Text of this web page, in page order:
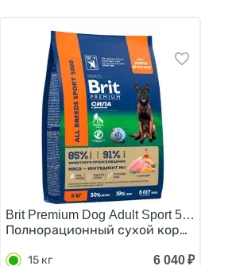
Курица 8 кг
Large/
и Молодых собак Крупных и
Brit Premium Dog Adult Sport 5000/
Полнорационный сухой корм Брит
15 кг 6 040₽